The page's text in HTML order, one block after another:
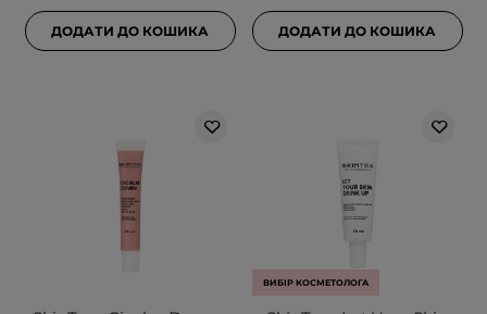
ДОДАТИ ДО КОШИКА ДОДАТИ ДО КОШИКА
ВИБІР КОСМЕТОЛОГА